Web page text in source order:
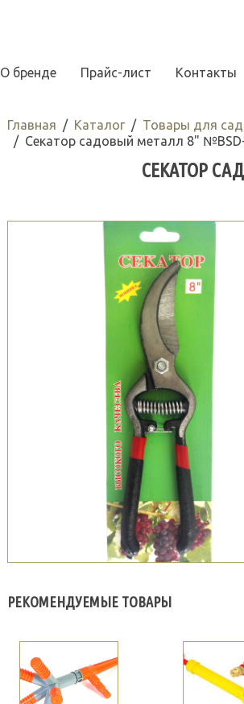
О бренде Прайс-лист Контакты
Главная Каталог Товары для
Секатор садовый металл 8"
СЕКАТОР
РЕКОМЕНДУЕМЫЕ ТОВАРЫ